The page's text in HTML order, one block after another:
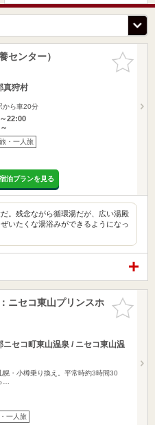
お気に入
りに追加
センター）
真狩村
から車20分
22:00
・一人旅
泊プランを見る
。残念ながら循環湯だが、広い湯殿
いたくな湯浴みができるようになっ
お気に入
りに追加
ニセコ東山プリンスホ
ニセコ町東山温泉 / ニセコ東山温
幌・小樽乗り換え。平常時約3時間30
…
一人旅